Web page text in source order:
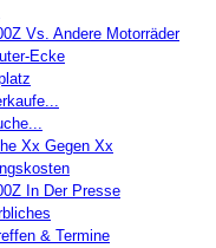
Vs. Andere Motorräder
Ecke
Xx Gegen Xx
In Der Presse
& Termine